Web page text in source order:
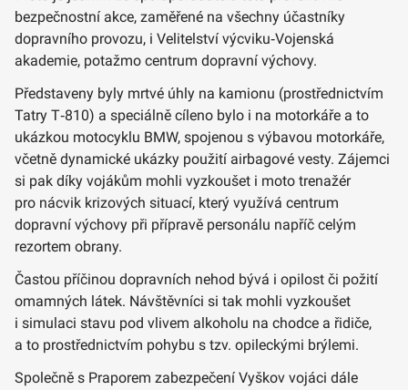
bezpečnostní akce, zaměřené na všechny účastníky
dopravního provozu, i Velitelství výcviku‑Vojenská
akademie, potažmo centrum dopravní výchovy.
Představeny byly mrtvé úhly na kamionu (prostřednictvím
Tatry T‑810) a speciálně cíleno bylo i na motorkáře a to
ukázkou motocyklu BMW, spojenou s výbavou motorkáře,
včetně dynamické ukázky použití airbagové vesty. Zájemci
si pak díky vojákům mohli vyzkoušet i moto trenažér
pro nácvik krizových situací, který využívá centrum
dopravní výchovy při přípravě personálu napříč celým
rezortem obrany.
Častou příčinou dopravních nehod bývá i opilost či požití
omamných látek. Návštěvníci si tak mohli vyzkoušet
i simulaci stavu pod vlivem alkoholu na chodce a řidiče,
a to prostřednictvím pohybu s tzv. opileckými brýlemi.
Společně s Praporem zabezpečení Vyškov vojáci dále